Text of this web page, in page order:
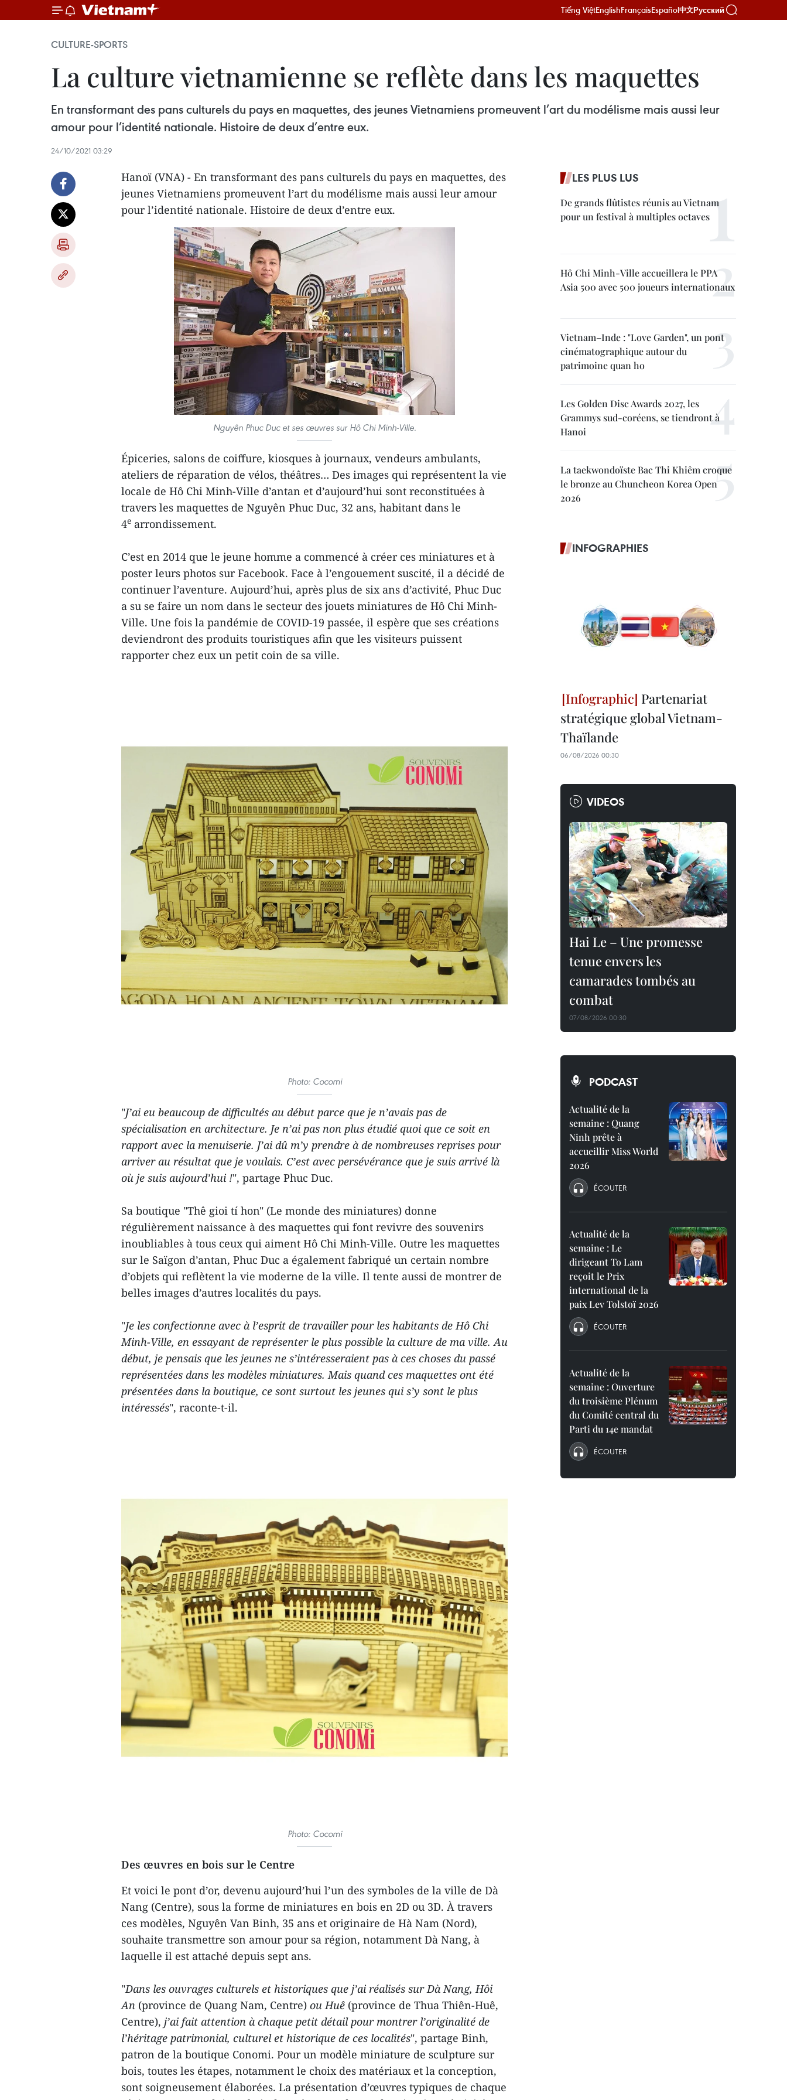
Tiếng ViệtEnglishFrançaisEspañol中文Русский
CULTURE-SPORTS
La culture vietnamienne se reflète dans les maquettes
En transformant des pans culturels du pays en maquettes, des jeunes Vietnamiens promeuvent l’art du modélisme mais aussi leur
amour pour l’identité nationale. Histoire de deux d’entre eux.
24/10/2021 03:29
Hanoï (VNA) - En transformant des pans culturels du pays en maquettes, des
jeunes Vietnamiens promeuvent l’art du modélisme mais aussi leur amour
pour l’identité nationale. Histoire de deux d’entre eux.
Nguyên Phuc Duc et ses œuvres sur Hô Chi Minh-Ville.
Épiceries, salons de coiffure, kiosques à journaux, vendeurs ambulants,
ateliers de réparation de vélos, théâtres… Des images qui représentent la vie
locale de Hô Chi Minh-Ville d’antan et d’aujourd’hui sont reconstituées à
travers les maquettes de Nguyên Phuc Duc, 32 ans, habitant dans le
4e arrondissement.
C’est en 2014 que le jeune homme a commencé à créer ces miniatures et à
poster leurs photos sur Facebook. Face à l’engouement suscité, il a décidé de
continuer l’aventure. Aujourd’hui, après plus de six ans d’activité, Phuc Duc
a su se faire un nom dans le secteur des jouets miniatures de Hô Chi Minh-
Ville. Une fois la pandémie de COVID-19 passée, il espère que ses créations
deviendront des produits touristiques afin que les visiteurs puissent
rapporter chez eux un petit coin de sa ville.
Photo: Cocomi
"J’ai eu beaucoup de difficultés au début parce que je n’avais pas de
spécialisation en architecture. Je n’ai pas non plus étudié quoi que ce soit en
rapport avec la menuiserie. J’ai dû m’y prendre à de nombreuses reprises pour
arriver au résultat que je voulais. C’est avec persévérance que je suis arrivé là
où je suis aujourd’hui !", partage Phuc Duc.
Sa boutique "Thê gioi tí hon" (Le monde des miniatures) donne
régulièrement naissance à des maquettes qui font revivre des souvenirs
inoubliables à tous ceux qui aiment Hô Chi Minh-Ville. Outre les maquettes
sur le Saïgon d’antan, Phuc Duc a également fabriqué un certain nombre
d’objets qui reflètent la vie moderne de la ville. Il tente aussi de montrer de
belles images d’autres localités du pays.
"Je les confectionne avec à l’esprit de travailler pour les habitants de Hô Chi
Minh-Ville, en essayant de représenter le plus possible la culture de ma ville. Au
début, je pensais que les jeunes ne s’intéresseraient pas à ces choses du passé
représentées dans les modèles miniatures. Mais quand ces maquettes ont été
présentées dans la boutique, ce sont surtout les jeunes qui s’y sont le plus
intéressés", raconte-t-il.
Photo: Cocomi
Des œuvres en bois sur le Centre
Et voici le pont d’or, devenu aujourd’hui l’un des symboles de la ville de Dà
Nang (Centre), sous la forme de miniatures en bois en 2D ou 3D. À travers
ces modèles, Nguyên Van Binh, 35 ans et originaire de Hà Nam (Nord),
souhaite transmettre son amour pour sa région, notamment Dà Nang, à
laquelle il est attaché depuis sept ans.
"Dans les ouvrages culturels et historiques que j’ai réalisés sur Dà Nang, Hôi
An (province de Quang Nam, Centre) ou Huê (province de Thua Thiên-Huê,
Centre), j’ai fait attention à chaque petit détail pour montrer l’originalité de
l’héritage patrimonial, culturel et historique de ces localités", partage Binh,
patron de la boutique Conomi. Pour un modèle miniature de sculpture sur
bois, toutes les étapes, notamment le choix des matériaux et la conception,
sont soigneusement élaborées. La présentation d’œuvres typiques de chaque
LES PLUS LUS
De grands flûtistes réunis au Vietnam
pour un festival à multiples octaves
Hô Chi Minh-Ville accueillera le PPA
Asia 500 avec 500 joueurs internationaux
Vietnam–Inde : "Love Garden", un pont
cinématographique autour du
patrimoine quan ho
Les Golden Disc Awards 2027, les
Grammys sud-coréens, se tiendront à
Hanoi
La taekwondoïste Bac Thi Khiêm croque
le bronze au Chuncheon Korea Open
2026
INFOGRAPHIES
Partenariat
stratégique global Vietnam-
Thaïlande
06/08/2026 00:30
VIDEOS
Hai Le – Une promesse
tenue envers les
camarades tombés au
combat
07/08/2026 00:30
PODCAST
Actualité de la
semaine : Quang
Ninh prête à
accueillir Miss World
2026
ÉCOUTER
Actualité de la
semaine : Le
dirigeant To Lam
reçoit le Prix
international de la
paix Lev Tolstoï 2026
ÉCOUTER
Actualité de la
semaine : Ouverture
du troisième Plénum
du Comité central du
Parti du 14e mandat
ÉCOUTER